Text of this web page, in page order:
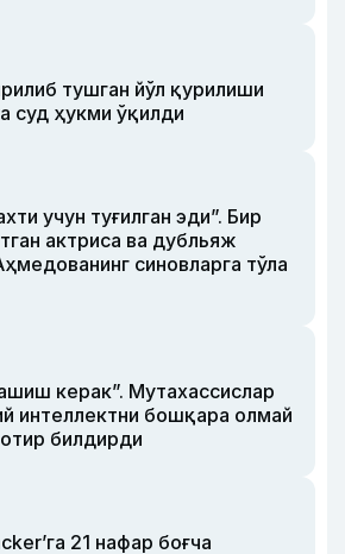
тушган йўл қурилиши
суд ҳукми ўқилди
учун туғилган эди”. Бир
актриса ва дубльяж
синовларга тўла
керак”. Мутахассислар
интеллектни бошқара олмай
билдирди
21 нафар боғча